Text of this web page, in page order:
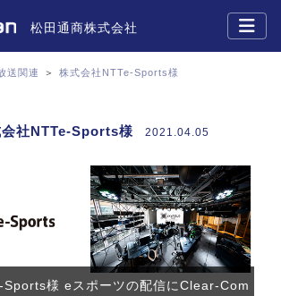
松田通商株式会社
送関連 ＞ 株式会社NTTe-Sports様
社NTTe-Sports様 2021.04.05
Sports様 eスポーツの配信にClear-Com